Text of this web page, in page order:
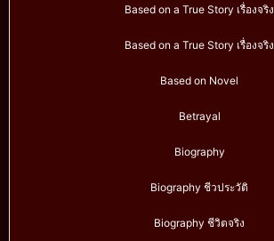
Based on a True Story เรื่องจริง
Based on a True Story เรื่องจริง
Based on Novel
Betrayal
Biography
Biography ชีวประวัติ
Biography ชีวิตจริง